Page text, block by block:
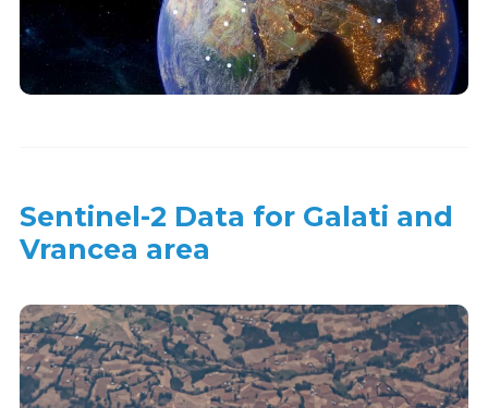
Sentinel-2 Data for Galati and
Vrancea area